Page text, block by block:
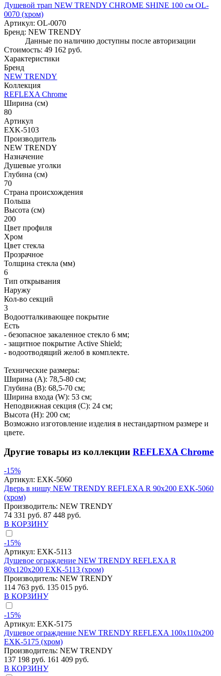
Душевой трап NEW TRENDY CHROME SHINE 100 см OL-
0070 (хром)
Артикул: OL-0070
Бренд: NEW TRENDY
Данные по наличию доступны после авторизации
Стоимость: 49 162 руб.
Характеристики
Бренд
NEW TRENDY
Коллекция
REFLEXA Chrome
Ширина (см)
80
Артикул
EXK-5103
Производитель
NEW TRENDY
Назначение
Душевые уголки
Глубина (см)
70
Страна происхождения
Польша
Высота (см)
200
Цвет профиля
Хром
Цвет стекла
Прозрачное
Толщина стекла (мм)
6
Тип открывания
Наружу
Кол-во секций
3
Водоотталкивающее покрытие
Есть
- безопасное закаленное стекло 6 мм;
- защитное покрытие Active Shield;
- водоотводящий желоб в комплекте.
Технические размеры:
Ширина (A): 78,5-80 см;
Глубина (B): 68,5-70 см;
Ширина входа (W): 53 см;
Неподвижная секция (С): 24 см;
Высота (H): 200 см;
Возможно изготовление изделия в нестандартном размере и
цвете.
Другие товары из коллекции REFLEXA Chrome
-15%
Артикул: EXK-5060
Дверь в нишу NEW TRENDY REFLEXA R 90x200 EXK-5060
(хром)
Производитель: NEW TRENDY
74 331 руб. 87 448 руб.
В КОРЗИНУ
-15%
Артикул: EXK-5113
Душевое ограждение NEW TRENDY REFLEXA R
80x120x200 EXK-5113 (хром)
Производитель: NEW TRENDY
114 763 руб. 135 015 руб.
В КОРЗИНУ
-15%
Артикул: EXK-5175
Душевое ограждение NEW TRENDY REFLEXA 100x110x200
EXK-5175 (хром)
Производитель: NEW TRENDY
137 198 руб. 161 409 руб.
В КОРЗИНУ